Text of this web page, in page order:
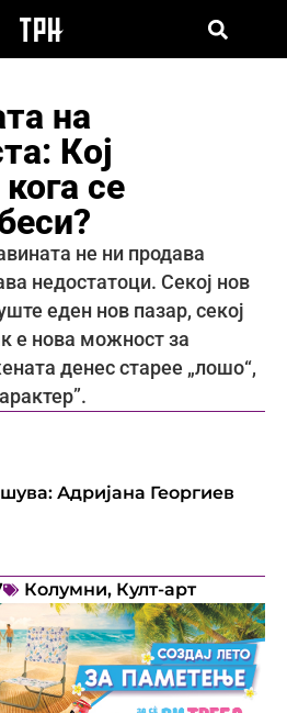
на
Кој
се
не ни продава
недостатоци. Секој нов
еден нов пазар, секој
е нова можност за
денес старее „лошо“,
Адријана Георгиев
Колумни, Култ-арт